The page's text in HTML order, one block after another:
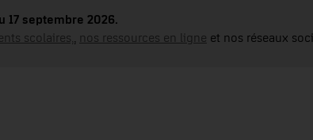
17 septembre 2026.
scolaires, nos ressources en ligne et nos réseaux